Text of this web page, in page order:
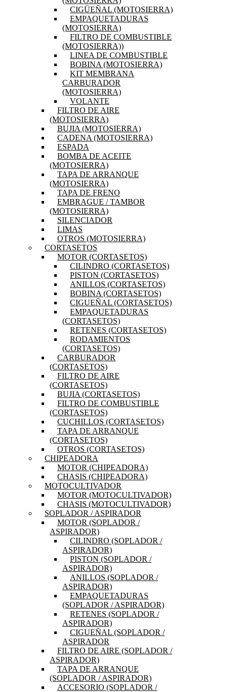
CIGÜEÑAL (MOTOSIERRA)
EMPAQUETADURAS
(MOTOSIERRA)
FILTRO DE COMBUSTIBLE
(MOTOSIERRA))
LINEA DE COMBUSTIBLE
BOBINA (MOTOSIERRA)
KIT MEMBRANA
CARBURADOR
(MOTOSIERRA)
VOLANTE
FILTRO DE AIRE
(MOTOSIERRA)
BUJIA (MOTOSIERRA)
CADENA (MOTOSIERRA)
ESPADA
BOMBA DE ACEITE
(MOTOSIERRA)
TAPA DE ARRANQUE
(MOTOSIERRA)
TAPA DE FRENO
EMBRAGUE / TAMBOR
(MOTOSIERRA)
SILENCIADOR
LIMAS
OTROS (MOTOSIERRA)
CORTASETOS
MOTOR (CORTASETOS)
CILINDRO (CORTASETOS)
PISTON (CORTASETOS)
ANILLOS (CORTASETOS)
BOBINA (CORTASETOS)
CIGUEÑAL (CORTASETOS)
EMPAQUETADURAS
(CORTASETOS)
RETENES (CORTASETOS)
RODAMIENTOS
(CORTASETOS)
CARBURADOR
(CORTASETOS)
FILTRO DE AIRE
(CORTASETOS)
BUJIA (CORTASETOS)
FILTRO DE COMBUSTIBLE
(CORTASETOS)
CUCHILLOS (CORTASETOS)
TAPA DE ARRANQUE
(CORTASETOS)
OTROS (CORTASETOS)
CHIPEADORA
MOTOR (CHIPEADORA)
CHASIS (CHIPEADORA)
MOTOCULTIVADOR
MOTOR (MOTOCULTIVADOR)
CHASIS (MOTOCULTIVADOR)
SOPLADOR / ASPIRADOR
MOTOR (SOPLADOR /
ASPIRADOR)
CILINDRO (SOPLADOR /
ASPIRADOR)
PISTON (SOPLADOR /
ASPIRADOR)
ANILLOS (SOPLADOR /
ASPIRADOR)
EMPAQUETADURAS
(SOPLADOR / ASPIRADOR)
RETENES (SOPLADOR /
ASPIRADOR)
CIGUEÑAL (SOPLADOR /
ASPIRADOR
FILTRO DE AIRE (SOPLADOR /
ASPIRADOR)
TAPA DE ARRANQUE
(SOPLADOR / ASPIRADOR)
ACCESORIO (SOPLADOR /